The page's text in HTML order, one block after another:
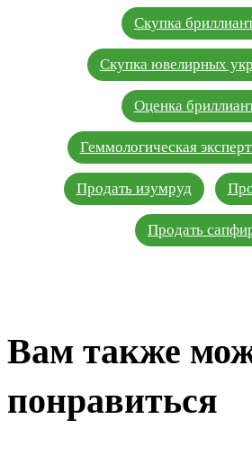
Скупка
Скупка ювелирных
Оценка
Геммологическая
Продать изумруд
Продать
Вам также
понравиться